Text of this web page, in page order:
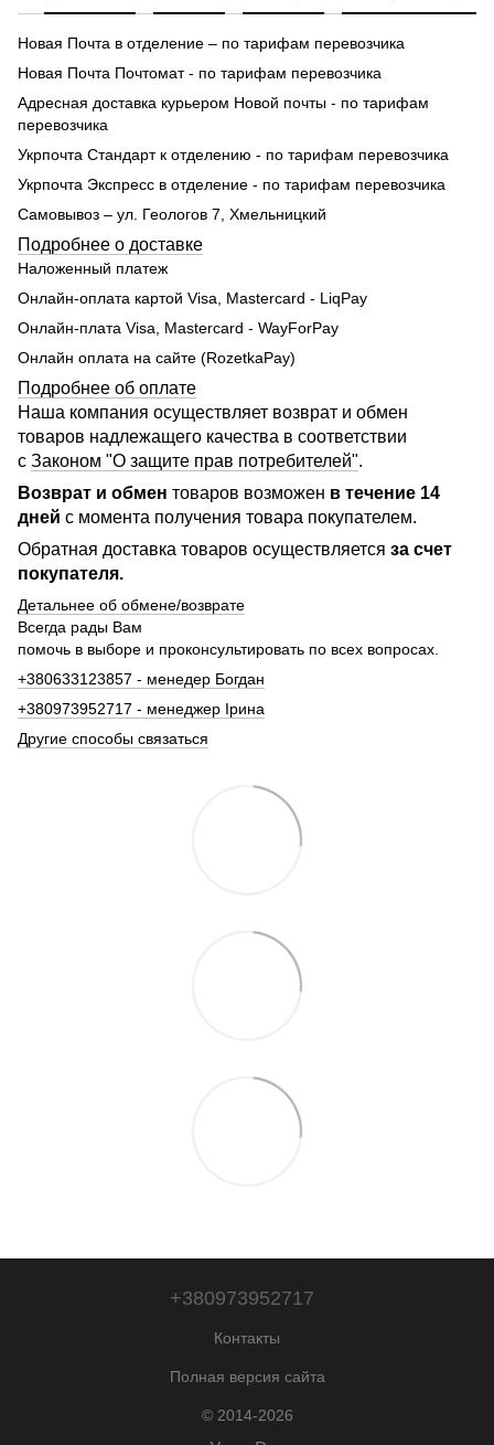
Новая Почта в отделение – по тарифам перевозчика
Новая Почта Почтомат - по тарифам перевозчика
Адресная доставка курьером Новой почты - по тарифам
перевозчика
Укрпочта Стандарт к отделению - по тарифам перевозчика
Укрпочта Экспресс в отделение - по тарифам перевозчика
Самовывоз – ул. Геологов 7, Хмельницкий
Подробнее о доставке
Наложенный платеж
Онлайн-оплата картой Visa, Mastercard - LiqPay
Онлайн-плата Visa, Mastercard - WayForPay
Онлайн оплата на сайте (RozetkaPay)
Подробнее об оплате
Наша компания осуществляет возврат и обмен
товаров надлежащего качества в соответствии
с Законом "О защите прав потребителей".
Возврат и обмен товаров возможен в течение 14
дней с момента получения товара покупателем.
Обратная доставка товаров осуществляется за счет
покупателя.
Детальнее об обмене/возврате
Всегда рады Вам
помочь в выборе и проконсультировать по всех вопросах.
+380633123857 - менедер Богдан
+380973952717 - менеджер Ірина
Другие способы связаться
+380973952717
Контакты
Полная версия сайта
© 2014-2026